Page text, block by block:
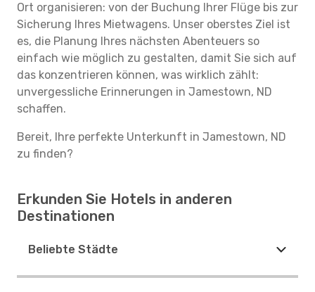
Ort organisieren: von der Buchung Ihrer Flüge bis zur
Sicherung Ihres Mietwagens. Unser oberstes Ziel ist
es, die Planung Ihres nächsten Abenteuers so
einfach wie möglich zu gestalten, damit Sie sich auf
das konzentrieren können, was wirklich zählt:
unvergessliche Erinnerungen in Jamestown, ND
schaffen.
Bereit, Ihre perfekte Unterkunft in Jamestown, ND
zu finden?
Erkunden Sie Hotels in anderen
Destinationen
Beliebte Städte